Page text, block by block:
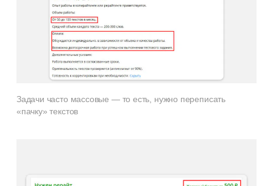
Задачи часто массовые — то есть, нужно переписать
«пачку» текстов